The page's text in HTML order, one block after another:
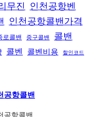
무진 인천공항벤
인천공항콜밴가격
로콜밴 중구콜밴
콜밴
콜벤 콜벤비용 할인코드
공항콜밴
공항콜밴